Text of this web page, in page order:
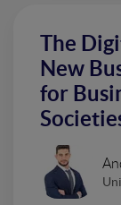
The
New
for